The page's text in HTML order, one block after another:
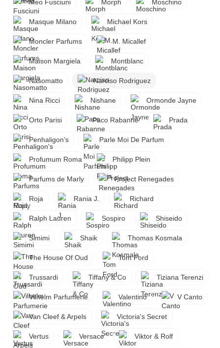
Meo Fusciuni Morph Moschino
Masque Milano Michael Kors
Moncler Parfums M. Micallef
Maison Margiela Montblanc
Nasomatto Narciso Rodriguez
Nina Ricci Nishane Ormonde Jayne
Orto Parisi Paco Rabanne Prada
Penhaligon's Parle Moi De Parfum
Profumum Roma Philipp Plein
Parfums de Marly Project Renegades
Roja Rania J. Richard
Ralph Lauren Sospiro Shiseido
Simimi Shaik Thomas Kosmala
The House Of Oud Tom Ford
Trussardi Tiffany & Co Tiziana Terenzi
Vilhelm Parfumerie Valentino V Canto
Van Cleef & Arpels Victoria's Secret
Vertus Versace Viktor & Rolf